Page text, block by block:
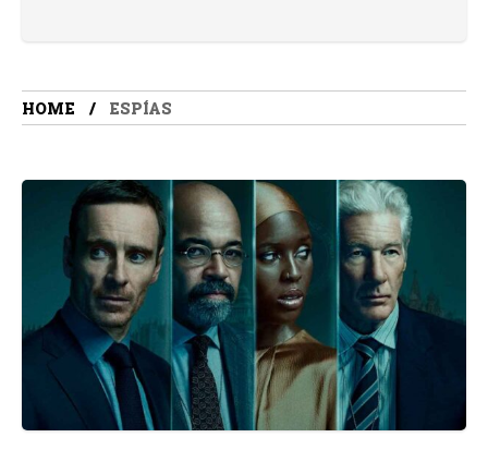
HOME ESPÍAS